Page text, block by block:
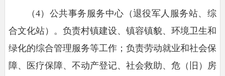
（4）公共事务服务中心（退役军人服务站、综
合文化站）。负责村镇建设、镇容镇貌、环境卫生和
绿化的综合管理服务等工作；负责劳动就业和社会保
障、医疗保障、不动产登记、社会救助、危（旧）房